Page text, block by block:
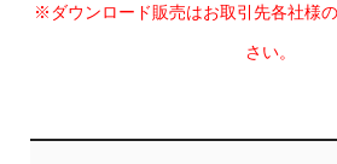
※ダウンロード販売はお取引先各社様
さい。